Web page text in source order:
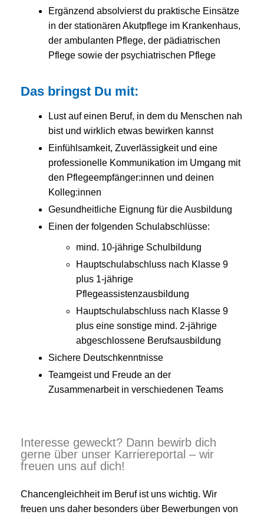
Ergänzend absolvierst du praktische Einsätze
in der stationären Akutpflege im Krankenhaus,
der ambulanten Pflege, der pädiatrischen
Pflege sowie der psychiatrischen Pflege
Das bringst Du mit:
Lust auf einen Beruf, in dem du Menschen nah
bist und wirklich etwas bewirken kannst
Einfühlsamkeit, Zuverlässigkeit und eine
professionelle Kommunikation im Umgang mit
den Pflegeempfänger:innen und deinen
Kolleg:innen
Gesundheitliche Eignung für die Ausbildung
Einen der folgenden Schulabschlüsse:
mind. 10-jährige Schulbildung
Hauptschulabschluss nach Klasse 9
plus 1-jährige
Pflegeassistenzausbildung
Hauptschulabschluss nach Klasse 9
plus eine sonstige mind. 2-jährige
abgeschlossene Berufsausbildung
Sichere Deutschkenntnisse
Teamgeist und Freude an der
Zusammenarbeit in verschiedenen Teams
Interesse geweckt? Dann bewirb dich
gerne über unser Karriereportal – wir
freuen uns auf dich!
Chancengleichheit im Beruf ist uns wichtig. Wir
freuen uns daher besonders über Bewerbungen von